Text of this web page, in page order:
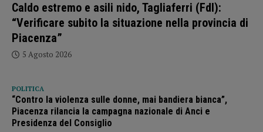
Caldo estremo e asili nido, Tagliaferri (FdI):
“Verificare subito la situazione nella provincia di
Piacenza”
5 Agosto 2026
POLITICA
“Contro la violenza sulle donne, mai bandiera bianca”,
Piacenza rilancia la campagna nazionale di Anci e
Presidenza del Consiglio